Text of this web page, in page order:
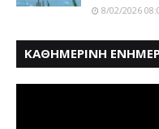
8/02/2026
ΚΑΘΗΜΕΡΙΝΗ